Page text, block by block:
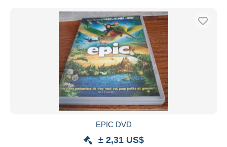
EPIC DVD
± 2,31 US$